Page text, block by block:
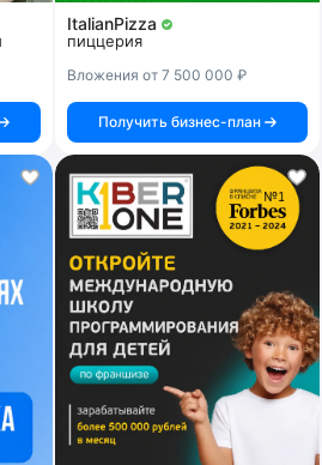
ItalianPizza
пиццерия
Вложения от 7 500 000 ₽
Получить бизнес-план